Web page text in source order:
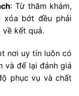
: Từ thăm khám,
xóa bớt đều phải
kết quả.
nơi uy tín luôn có
và để lại đánh giá
phục vụ và chất